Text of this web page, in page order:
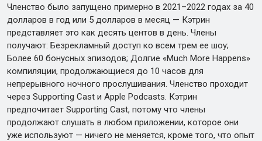
Членство было запущено примерно в 2021–2022 годах за 40
долларов в год или 5 долларов в месяц — Кэтрин
представляет это как десять центов в день. Члены
получают: Безрекламный доступ ко всем трем ее шоу;
Более 60 бонусных эпизодов; Долгие «Much More Happens»
компиляции, продолжающиеся до 10 часов для
непрерывного ночного прослушивания. Членство проходит
через Supporting Cast и Apple Podcasts. Кэтрин
предпочитает Supporting Cast, потому что члены
продолжают слушать в любом приложении, которое они
уже используют — ничего не меняется, кроме того, что опыт